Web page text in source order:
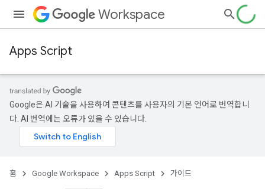
Workspace
Apps Script
Google은 AI 기술을 사용하여 콘텐츠를 사용자의 기본 언어로 번역합니
다. AI 번역에는 오류가 있을 수 있습니다.
홈 Google Workspace Apps Script 가이드